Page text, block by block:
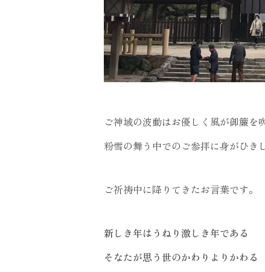
ご神域の波動はお優しく風が御簾を
粉雪の舞う中でのご参拝に身がひき
ご祈祷中に降りてきたお言葉です。
新しき年はうねり激しき年である
そなたが思う世のかわりよりかわる